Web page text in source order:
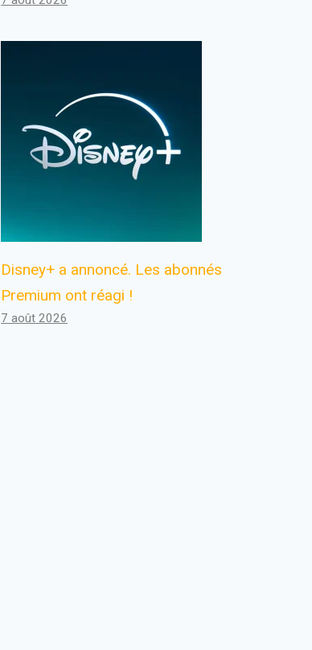
Disney+ a annoncé. Les abonnés
Premium ont réagi !
7 août 2026